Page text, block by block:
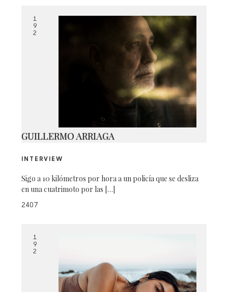
IMG_2894
1
9
2
GUILLERMO ARRIAGA
INTERVIEW
Sigo a 10 kilómetros por hora a un policía que se desliza
en una cuatrimoto por las […]
2407
1
9
2